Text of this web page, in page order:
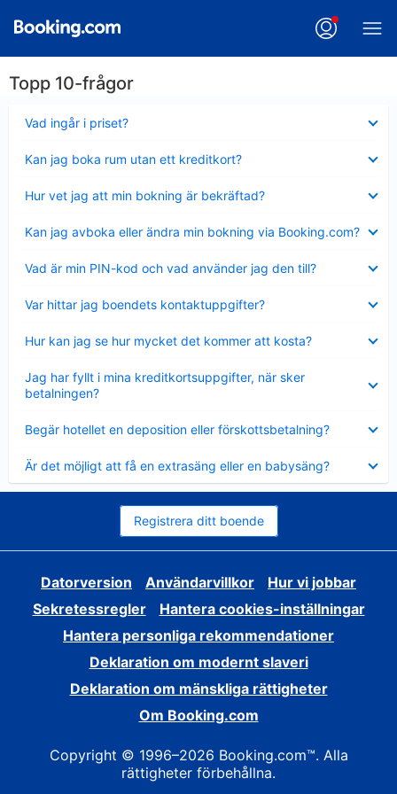
Topp 10-frågor
Vad ingår i priset?
mindre
Kan jag boka rum utan ett kreditkort?
mindre
Hur vet jag att min bokning är bekräftad?
mindre
Kan jag avboka eller ändra min bokning via Booking.com?
mindre
Vad är min PIN-kod och vad använder jag den till?
mindre
Var hittar jag boendets kontaktuppgifter?
mindre
Hur kan jag se hur mycket det kommer att kosta?
mindre
Jag har fyllt i mina kreditkortsuppgifter, när sker
betalningen?
mindre
Begär hotellet en deposition eller förskottsbetalning?
mindre
Är det möjligt att få en extrasäng eller en babysäng?
mindre
Registrera ditt boende
Datorversion Användarvillkor
Hur vi jobbar
Sekretessregler
Hantera cookies-inställningar
Hantera personliga rekommendationer
Deklaration om modernt slaveri
Deklaration om mänskliga rättigheter
Om Booking.com
Copyright © 1996–2026 Booking.com™. Alla
rättigheter förbehållna.